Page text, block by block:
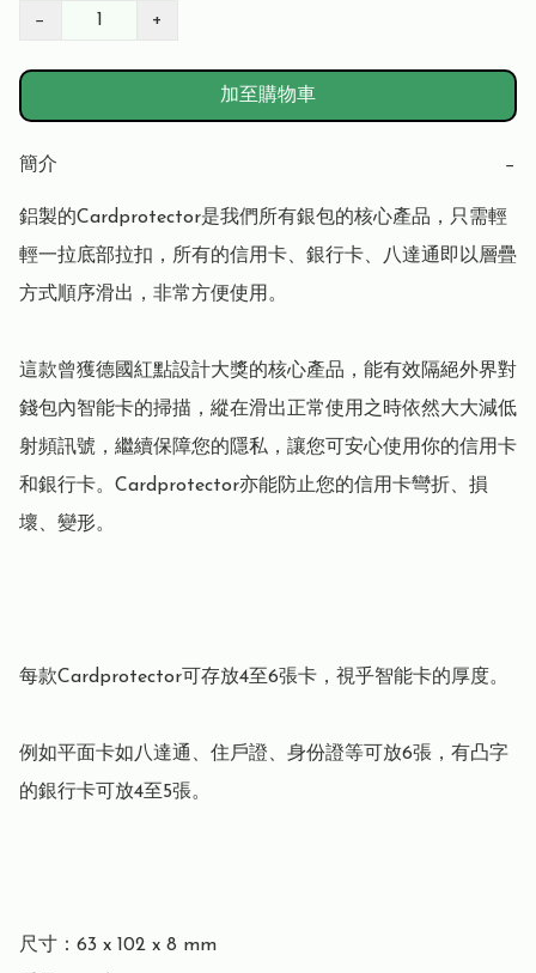
− +
加至購物車
簡介 −
鋁製的Cardprotector是我們所有銀包的核心產品，只需輕
輕一拉底部拉扣，所有的信用卡、銀行卡、八達通即以層疊
方式順序滑出，非常方便使用。
這款曾獲德國紅點設計大獎的核心產品，能有效隔絕外界對
錢包內智能卡的掃描，縱在滑出正常使用之時依然大大減低
射頻訊號，繼續保障您的隱私，讓您可安心使用你的信用卡
和銀行卡。Cardprotector亦能防止您的信用卡彎折、損
壞、變形。
每款Cardprotector可存放4至6張卡，視乎智能卡的厚度。
例如平面卡如八達通、住戶證、身份證等可放6張，有凸字
的銀行卡可放4至5張。
尺寸：63 x 102 x 8 mm